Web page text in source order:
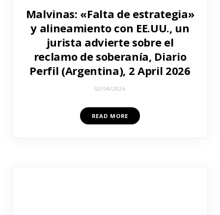
Malvinas: «Falta de estrategia»
y alineamiento con EE.UU., un
jurista advierte sobre el
reclamo de soberanía, Diario
Perfil (Argentina), 2 April 2026
02/04/2026
READ MORE